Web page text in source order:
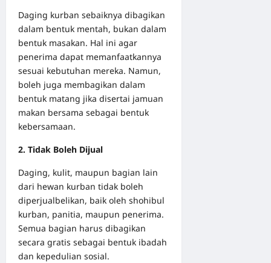
Daging kurban sebaiknya dibagikan
dalam bentuk mentah, bukan dalam
bentuk masakan. Hal ini agar
penerima dapat memanfaatkannya
sesuai kebutuhan mereka. Namun,
boleh juga membagikan dalam
bentuk matang jika disertai jamuan
makan bersama sebagai bentuk
kebersamaan.
2. Tidak Boleh Dijual
Daging, kulit, maupun bagian lain
dari hewan kurban tidak boleh
diperjualbelikan, baik oleh shohibul
kurban, panitia, maupun penerima.
Semua bagian harus dibagikan
secara gratis sebagai bentuk ibadah
dan kepedulian sosial.